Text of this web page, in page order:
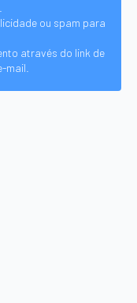
ou spam para
através do link de
mail.